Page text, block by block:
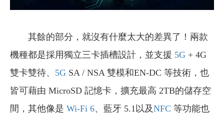
其餘的部分，就沒有什麼太大的差異了！兩款
機種都是採用獨立三卡插槽設計，並支援 5G + 4G
雙卡雙待、 5G SA / NSA 雙模和EN-DC 等技術，也
皆可藉由 MicroSD 記憶卡，擴充最高 2TB的儲存空
間，其他像是 Wi-Fi 6、藍牙 5.1以及NFC 等功能也